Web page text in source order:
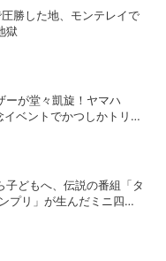
勝した地、モンテレイで
獄
ーが堂々凱旋！ヤマハ
イベントでかつしかトリオ
子どもへ、伝説の番組「タ
プリ」が生んだミニ四駆